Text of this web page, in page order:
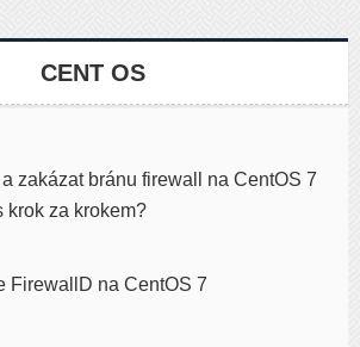
CENT OS
zakázat bránu firewall na CentOS 7
krok za krokem?
FirewallD na CentOS 7